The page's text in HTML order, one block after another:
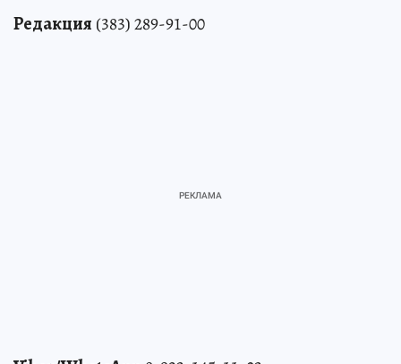
Редакция (383) 289-91-00